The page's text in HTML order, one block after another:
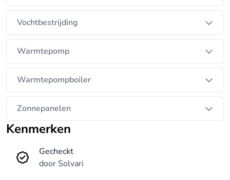
Vochtbestrijding
Warmtepomp
Warmtepompboiler
Zonnepanelen
Kenmerken
Gecheckt
door Solvari